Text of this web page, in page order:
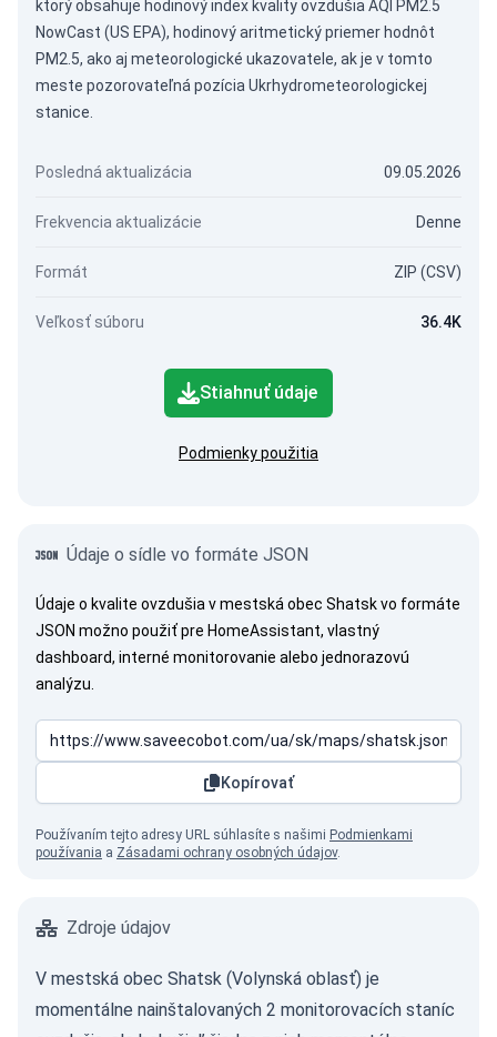
ktorý obsahuje hodinový index kvality ovzdušia AQI PM2.5
NowCast (US EPA), hodinový aritmetický priemer hodnôt
PM2.5, ako aj meteorologické ukazovatele, ak je v tomto
meste pozorovateľná pozícia Ukrhydrometeorologickej
stanice.
Posledná aktualizácia 09.05.2026
Frekvencia aktualizácie Denne
Formát ZIP (CSV)
Veľkosť súboru 36.4K
Stiahnuť údaje
Podmienky použitia
Údaje o sídle vo formáte JSON
Údaje o kvalite ovzdušia v mestská obec Shatsk vo formáte
JSON možno použiť pre HomeAssistant, vlastný
dashboard, interné monitorovanie alebo jednorazovú
analýzu.
Kopírovať
Používaním tejto adresy URL súhlasíte s našimi Podmienkami
používania a Zásadami ochrany osobných údajov.
Zdroje údajov
V mestská obec Shatsk (Volynská oblasť) je
momentálne nainštalovaných 2 monitorovacích staníc